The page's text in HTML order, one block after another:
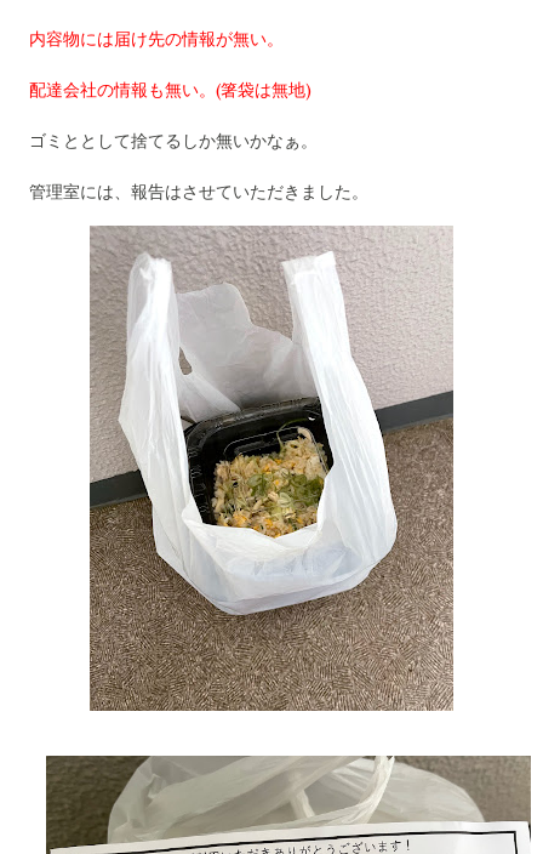
内容物には届け先の情報が無い。
配達会社の情報も無い。(箸袋は無地)
ゴミととして捨てるしか無いかなぁ。
管理室には、報告はさせていただきました。